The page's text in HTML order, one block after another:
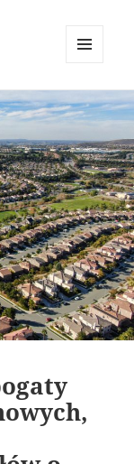
WIDGETY